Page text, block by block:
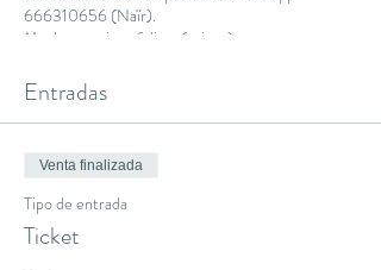
666310656 (Naïr).
Muchas gracias y feliz práctica :)
Entradas
Venta finalizada
Tipo de entrada
Ticket